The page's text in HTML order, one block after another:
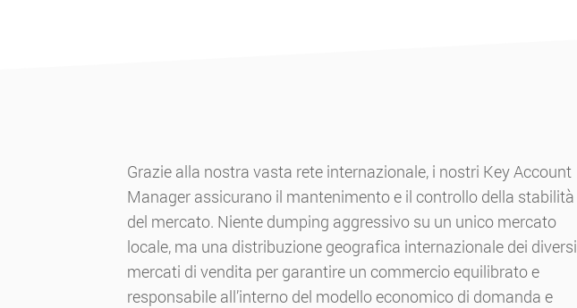
Grazie alla nostra vasta rete internazionale, i nostri Key Account
Manager assicurano il mantenimento e il controllo della stabilità
del mercato. Niente dumping aggressivo su un unico mercato
locale, ma una distribuzione geografica internazionale dei diversi
mercati di vendita per garantire un commercio equilibrato e
responsabile all’interno del modello economico di domanda e